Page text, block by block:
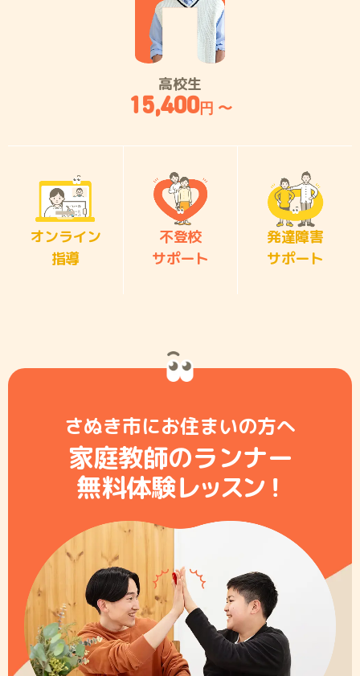
高校生
15,400円 〜
オンライン
指導
不登校
サポート
発達障害
サポート
さぬき市にお住まいの方へ
家庭教師のランナー
無料体験レッスン！